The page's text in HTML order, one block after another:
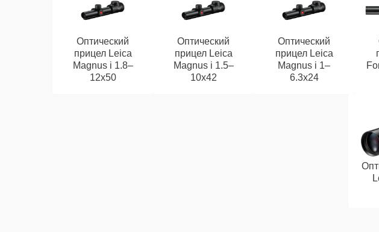
Оптический
прицел Leica
Magnus i 1.8–
12x50
Оптический
прицел Leica
Magnus i 1.5–
10x42
Оптический
прицел Leica
Magnus i 1–
6.3x24